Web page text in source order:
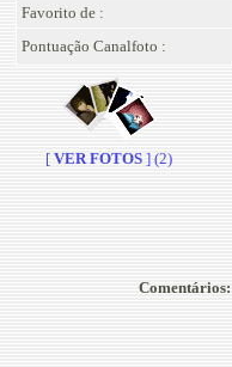
Favorito de :
Pontuação Canalfoto :
[ VER FOTOS ] (2)
Comentários: